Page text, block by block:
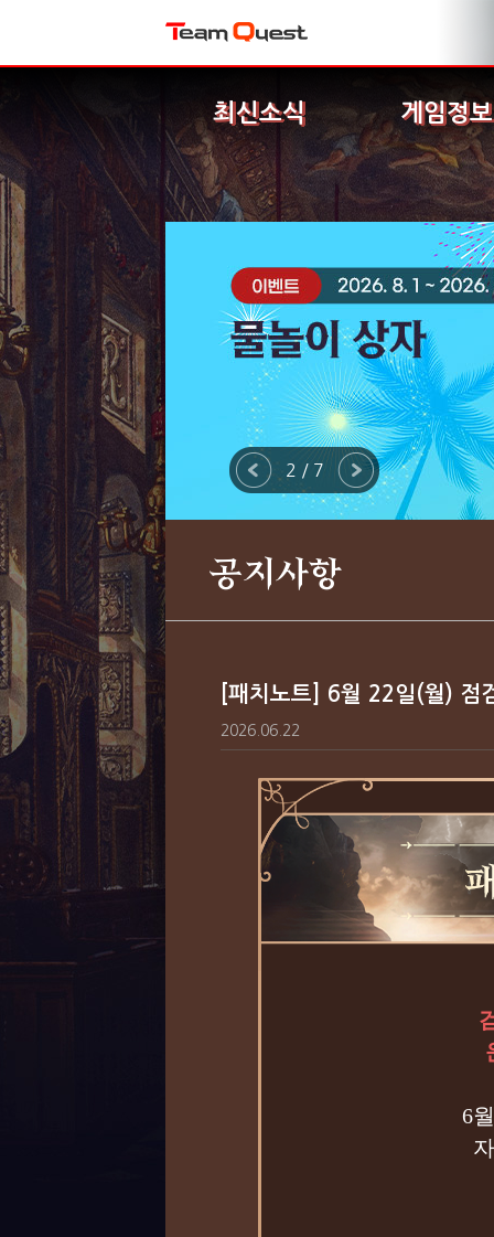
최신소식 게임정보
2 / 7
공지사항
[패치노트] 6월 22일(월) 점
2026.06.22
6